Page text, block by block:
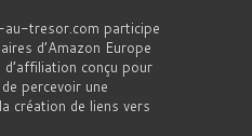
tresor.com participe
d’Amazon Europe
conçu pour
percevoir une
création de liens vers